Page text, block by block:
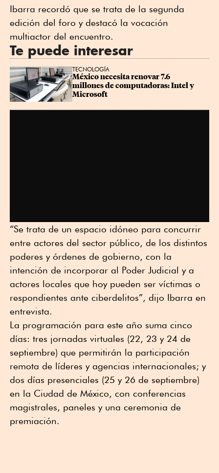
Ibarra recordó que se trata de la segunda
edición del foro y destacó la vocación
multiactor del encuentro.
Te puede interesar
TECNOLOGÍA
México necesita renovar 7.6
millones de computadoras: Intel y
Microsoft
“Se trata de un espacio idóneo para concurrir
entre actores del sector público, de los distintos
poderes y órdenes de gobierno, con la
intención de incorporar al Poder Judicial y a
actores locales que hoy pueden ser víctimas o
respondientes ante ciberdelitos”, dijo Ibarra en
entrevista.
La programación para este año suma cinco
días: tres jornadas virtuales (22, 23 y 24 de
septiembre) que permitirán la participación
remota de líderes y agencias internacionales; y
dos días presenciales (25 y 26 de septiembre)
en la Ciudad de México, con conferencias
magistrales, paneles y una ceremonia de
premiación.